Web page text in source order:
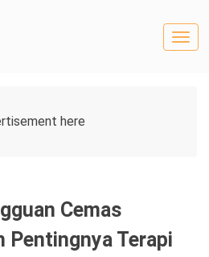
Cemas
Pentingnya Terapi